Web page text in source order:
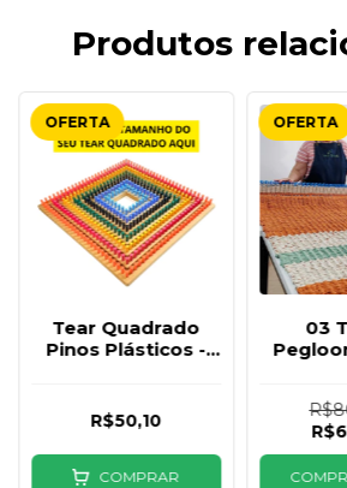
Produtos
Tear Quadrado
Pinos Plásticos -
R$50,10
COMPRAR
03